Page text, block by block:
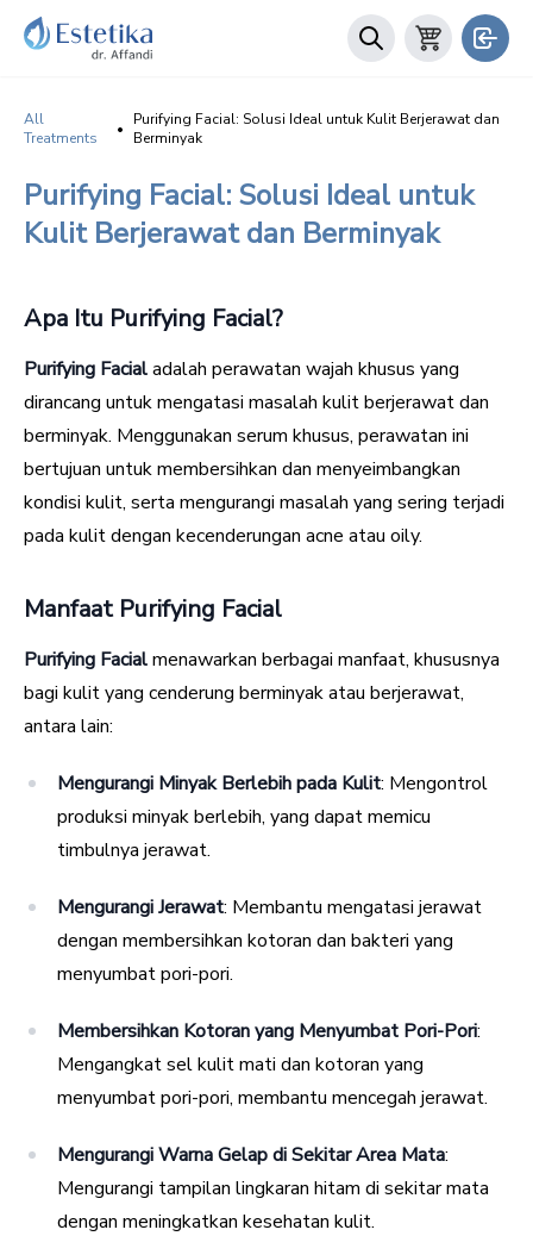
All
Treatments
•
Purifying Facial: Solusi Ideal untuk Kulit Berjerawat dan
Berminyak
Purifying Facial: Solusi Ideal untuk
Kulit Berjerawat dan Berminyak
Apa Itu Purifying Facial?
Purifying Facialadalah perawatan wajah khusus yang
dirancang untuk mengatasi masalah kulit berjerawat dan
berminyak. Menggunakan serum khusus, perawatan ini
bertujuan untuk membersihkan dan menyeimbangkan
kondisi kulit, serta mengurangi masalah yang sering terjadi
pada kulit dengan kecenderungan acne atau oily.
Manfaat Purifying Facial
Purifying Facialmenawarkan berbagai manfaat, khususnya
bagi kulit yang cenderung berminyak atau berjerawat,
antara lain:
Mengurangi Minyak Berlebih pada Kulit: Mengontrol
produksi minyak berlebih, yang dapat memicu
timbulnya jerawat.
Mengurangi Jerawat: Membantu mengatasi jerawat
dengan membersihkan kotoran dan bakteri yang
menyumbat pori-pori.
Membersihkan Kotoran yang Menyumbat Pori-Pori:
Mengangkat sel kulit mati dan kotoran yang
menyumbat pori-pori, membantu mencegah jerawat.
Mengurangi Warna Gelap di Sekitar Area Mata:
Mengurangi tampilan lingkaran hitam di sekitar mata
dengan meningkatkan kesehatan kulit.